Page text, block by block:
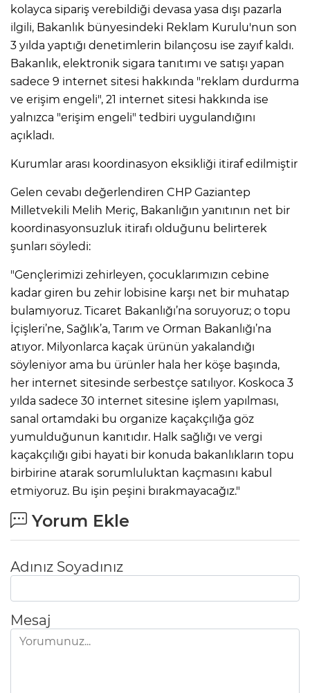
kolayca sipariş verebildiği devasa yasa dışı pazarla
ilgili, Bakanlık bünyesindeki Reklam Kurulu'nun son
3 yılda yaptığı denetimlerin bilançosu ise zayıf kaldı.
Bakanlık, elektronik sigara tanıtımı ve satışı yapan
sadece 9 internet sitesi hakkında "reklam durdurma
ve erişim engeli", 21 internet sitesi hakkında ise
yalnızca "erişim engeli" tedbiri uygulandığını
açıkladı.
Kurumlar arası koordinasyon eksikliği itiraf edilmiştir
Gelen cevabı değerlendiren CHP Gaziantep
Milletvekili Melih Meriç, Bakanlığın yanıtının net bir
koordinasyonsuzluk itirafı olduğunu belirterek
şunları söyledi:
"Gençlerimizi zehirleyen, çocuklarımızın cebine
kadar giren bu zehir lobisine karşı net bir muhatap
bulamıyoruz. Ticaret Bakanlığı’na soruyoruz; o topu
İçişleri’ne, Sağlık’a, Tarım ve Orman Bakanlığı’na
atıyor. Milyonlarca kaçak ürünün yakalandığı
söyleniyor ama bu ürünler hala her köşe başında,
her internet sitesinde serbestçe satılıyor. Koskoca 3
yılda sadece 30 internet sitesine işlem yapılması,
sanal ortamdaki bu organize kaçakçılığa göz
yumulduğunun kanıtıdır. Halk sağlığı ve vergi
kaçakçılığı gibi hayati bir konuda bakanlıkların topu
birbirine atarak sorumluluktan kaçmasını kabul
etmiyoruz. Bu işin peşini bırakmayacağız."
Yorum Ekle
Adınız Soyadınız
Mesaj